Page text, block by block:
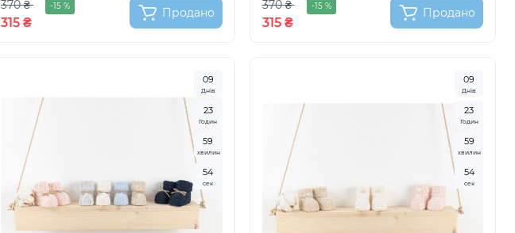
370 ₴ -15 %
315 ₴
Продано
370 ₴ -15 %
315 ₴
Продано
09
Днів
23
Годин
59
хвилин
53
сек
09
Днів
23
Годин
59
хвилин
53
сек